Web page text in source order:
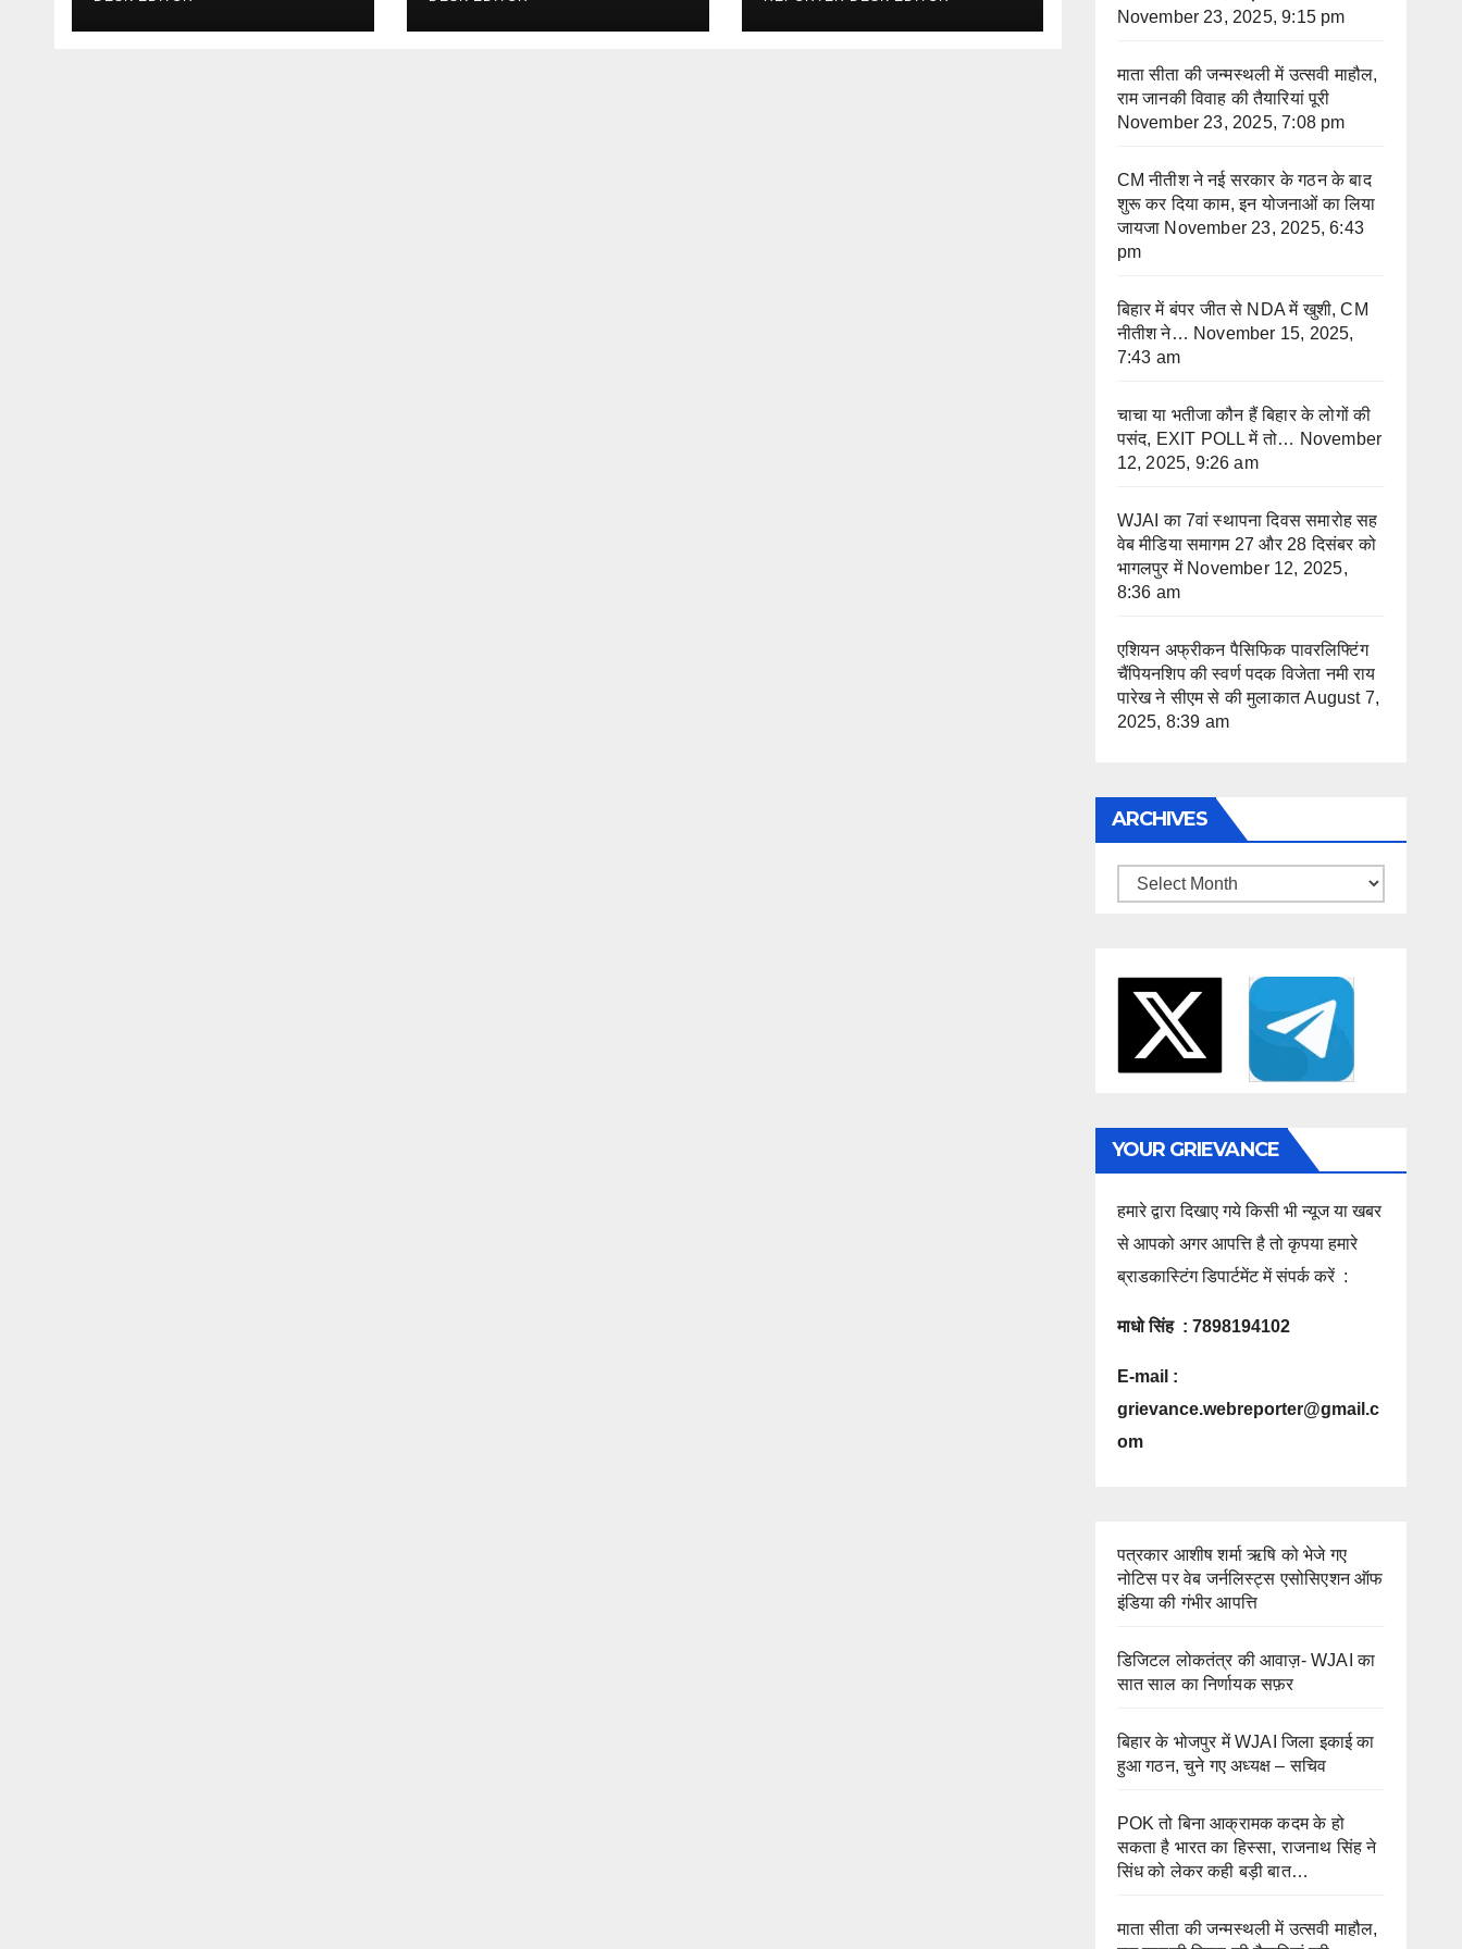
November 23, 2025, 9:15 pm
माता सीता की जन्मस्थली में उत्सवी माहौल,
राम जानकी विवाह की तैयारियां पूरी
November 23, 2025, 7:08 pm
CM नीतीश ने नई सरकार के गठन के बाद
शुरू कर दिया काम, इन योजनाओं का लिया
जायजा November 23, 2025, 6:43
pm
बिहार में बंपर जीत से NDA में खुशी, CM
नीतीश ने… November 15, 2025,
7:43 am
चाचा या भतीजा कौन हैं बिहार के लोगों की
पसंद, EXIT POLL में तो… November
12, 2025, 9:26 am
WJAI का 7वां स्थापना दिवस समारोह सह
वेब मीडिया समागम 27 और 28 दिसंबर को
भागलपुर में November 12, 2025,
8:36 am
एशियन अफ्रीकन पैसिफिक पावरलिफ्टिंग
चैंपियनशिप की स्वर्ण पदक विजेता नमी राय
पारेख ने सीएम से की मुलाकात August 7,
2025, 8:39 am
ARCHIVES
Archives
YOUR GRIEVANCE
हमारे द्वारा दिखाए गये किसी भी न्यूज या खबर
से आपको अगर आपत्ति है तो कृपया हमारे
ब्राडकास्टिंग डिपार्टमेंट में संपर्क करें :
माधो सिंह : 7898194102
E-mail :
grievance.webreporter@gmail.c
om
पत्रकार आशीष शर्मा ऋषि को भेजे गए
नोटिस पर वेब जर्नलिस्ट्स एसोसिएशन ऑफ
इंडिया की गंभीर आपत्ति
डिजिटल लोकतंत्र की आवाज़- WJAI का
सात साल का निर्णायक सफ़र
बिहार के भोजपुर में WJAI जिला इकाई का
हुआ गठन, चुने गए अध्यक्ष – सचिव
POK तो बिना आक्रामक कदम के हो
सकता है भारत का हिस्सा, राजनाथ सिंह ने
सिंध को लेकर कही बड़ी बात…
माता सीता की जन्मस्थली में उत्सवी माहौल,